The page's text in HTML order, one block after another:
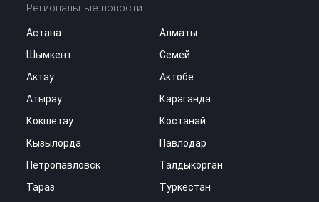
Региональные новости
Астана
Алматы
Шымкент
Семей
Актау
Актобе
Атырау
Караганда
Кокшетау
Костанай
Кызылорда
Павлодар
Петропавловск
Талдыкорган
Тараз
Туркестан